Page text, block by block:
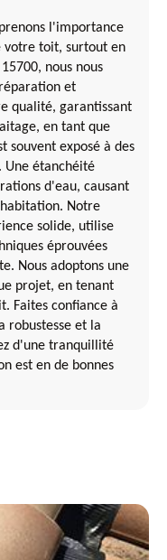
l'importance
toit, surtout en
nous nous
et
qualité, garantissant
en tant que
souvent exposé à des
Une étanchéité
d'eau, causant
Notre
solide, utilise
éprouvées
Nous adoptons une
projet, en tenant
Faites confiance à
robustesse et la
d'une tranquillité
est en de bonnes